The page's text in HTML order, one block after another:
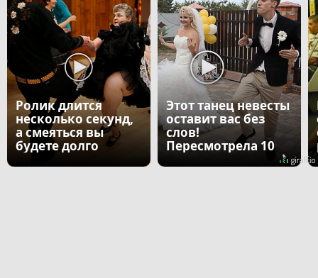
Ролик длится
несколько секунд,
а смеяться вы
будете долго
Этот танец невесты
оставит вас без
слов!
Пересмотрела 10